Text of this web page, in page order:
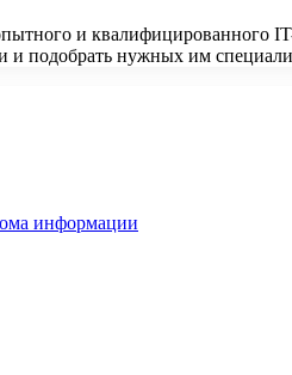
и квалифицированного
и подобрать нужных им
информации